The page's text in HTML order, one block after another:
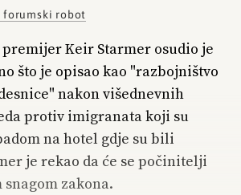
forumski robot
Keir Starmer osudio je
što je opisao kao "razbojništvo
nakon višednevnih
protiv imigranata koji su
na hotel gdje su bili
je rekao da će se počinitelji
zakona.